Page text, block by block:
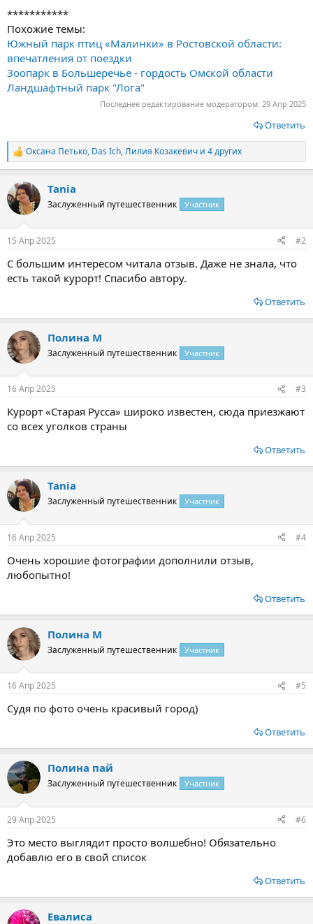
***********
Похожие темы:
Южный парк птиц «Малинки» в Ростовской области:
впечатления от поездки
Зоопарк в Большеречье - гордость Омской области
Ландшафтный парк "Лога"
Последнее редактирование модератором: 29 Апр 2025
Ответить
Р
е
к
ц
и
Оксана Петько, Das Ich,Лилия Козакевич и 4 других
Tania
Заслуженный путешественник Участник
15 Апр 2025 #2
С большим интересом читала отзыв. Даже не знала, что
есть такой курорт! Спасибо автору.
Ответить
Полина М
Заслуженный путешественник Участник
16 Апр 2025 #3
Курорт «Старая Русса» широко известен, сюда приезжают
со всех уголков страны
Ответить
Tania
Заслуженный путешественник Участник
16 Апр 2025 #4
Очень хорошие фотографии дополнили отзыв,
любопытно!
Ответить
Полина М
Заслуженный путешественник Участник
16 Апр 2025 #5
Судя по фото очень красивый город)
Ответить
Полина пай
Заслуженный путешественник Участник
29 Апр 2025 #6
Это место выглядит просто волшебно! Обязательно
добавлю его в свой список
Ответить
Евалиса